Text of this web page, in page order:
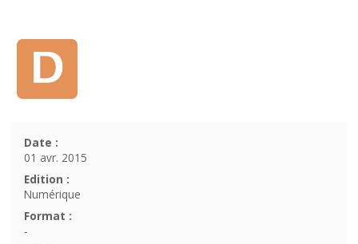
Date :
01 avr. 2015
Edition :
Numérique
Format :
-